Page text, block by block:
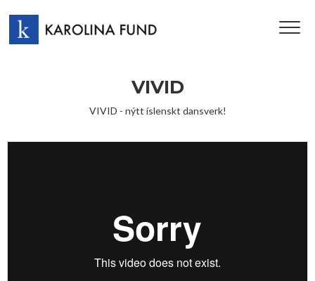
VIVID
VIVID - nýtt íslenskt dansverk!